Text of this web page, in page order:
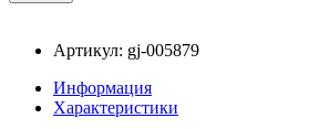
Артикул: gj-005879
Информация
Характеристики